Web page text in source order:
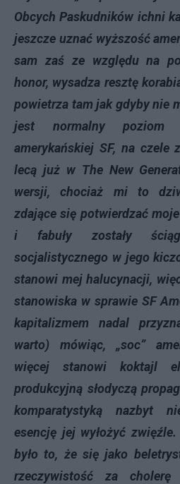
Obcych Paskudników ichni
jeszcze uznać wyższość
sam zaś ze względu na
honor, wysadza resztę
powietrza tam jak gdyby nie
jest normalny
amerykańskiej SF, na czele
lecą już w The New
wersji, chociaż mi to
zdające się potwierdzać
i fabuły zostały
socjalistycznego w jego
stanowi mej halucynacji,
stanowiska w sprawie SF
kapitalizmem nadal
warto) mówiąc, „soc”
więcej stanowi koktajl
produkcyjną słodyczą
komparatystyką nazbyt
esencję jej wyłożyć zwięźle.
było to, że się jako
rzeczywistość za